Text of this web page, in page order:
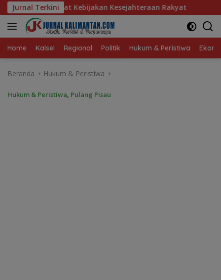
Langsung
ke
konten
Jurnal Terkini
Kesejahteraan Rakyat Baru 10 Persen, Aktivasi
Home Kalsel Regional Politik Hukum & Peristiwa
Beranda Hukum & Peristiwa
Hukum & Peristiwa, Pulang Pisau